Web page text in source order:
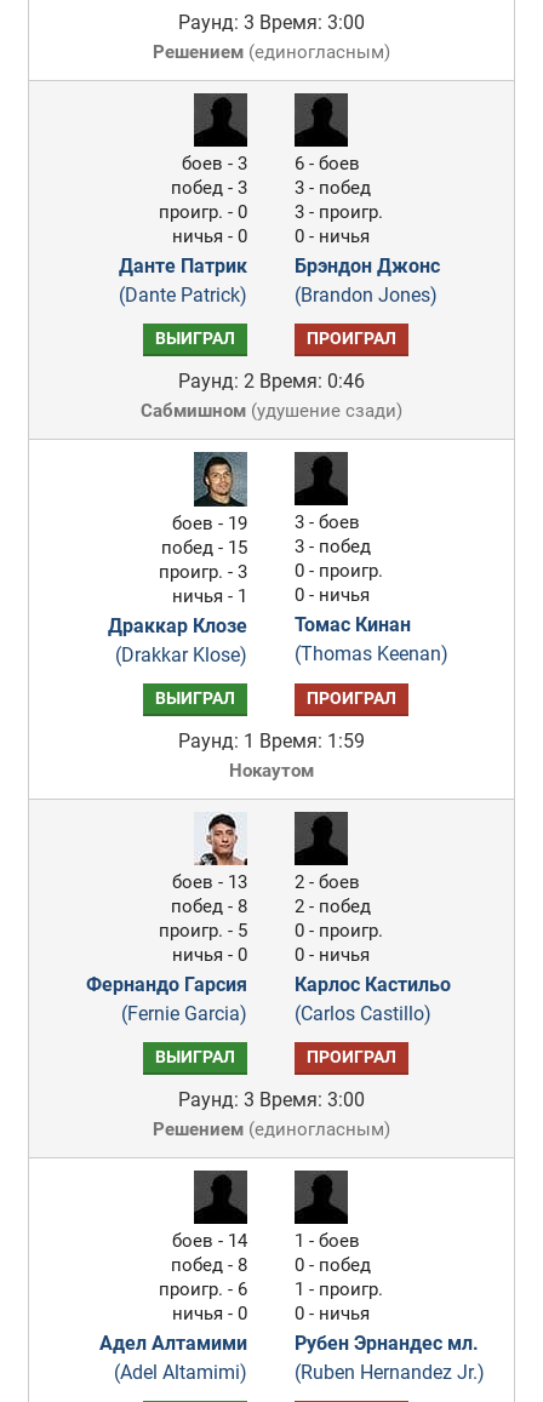
Раунд: 3 Время: 3:00
Решением(единогласным)
боев - 3
побед - 3
проигр. - 0
ничья - 0
Данте Патрик
(Dante Patrick)
6 - боев
3 - побед
3 - проигр.
0 - ничья
Брэндон Джонс
(Brandon Jones)
ВЫИГРАЛ ПРОИГРАЛ
Раунд: 2 Время: 0:46
Сабмишном(удушение сзади)
боев - 19
побед - 15
проигр. - 3
ничья - 1
Драккар Клозе
(Drakkar Klose)
3 - боев
3 - побед
0 - проигр.
0 - ничья
Томас Кинан
(Thomas Keenan)
ВЫИГРАЛ ПРОИГРАЛ
Раунд: 1 Время: 1:59
Нокаутом
боев - 13
побед - 8
проигр. - 5
ничья - 0
Фернандо Гарсия
(Fernie Garcia)
2 - боев
2 - побед
0 - проигр.
0 - ничья
Карлос Кастильо
(Carlos Castillo)
ВЫИГРАЛ ПРОИГРАЛ
Раунд: 3 Время: 3:00
Решением(единогласным)
боев - 14
побед - 8
проигр. - 6
ничья - 0
Адел Алтамими
(Adel Altamimi)
1 - боев
0 - побед
1 - проигр.
0 - ничья
Рубен Эрнандес мл.
(Ruben Hernandez Jr.)